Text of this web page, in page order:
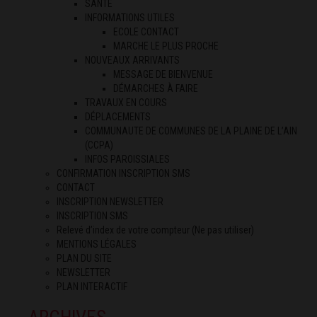
SANTÉ
INFORMATIONS UTILES
ECOLE CONTACT
MARCHE LE PLUS PROCHE
NOUVEAUX ARRIVANTS
MESSAGE DE BIENVENUE
DÉMARCHES À FAIRE
TRAVAUX EN COURS
DÉPLACEMENTS
COMMUNAUTE DE COMMUNES DE LA PLAINE DE L’AIN
(CCPA)
INFOS PAROISSIALES
CONFIRMATION INSCRIPTION SMS
CONTACT
INSCRIPTION NEWSLETTER
INSCRIPTION SMS
Relevé d’index de votre compteur (Ne pas utiliser)
MENTIONS LÉGALES
PLAN DU SITE
NEWSLETTER
PLAN INTERACTIF